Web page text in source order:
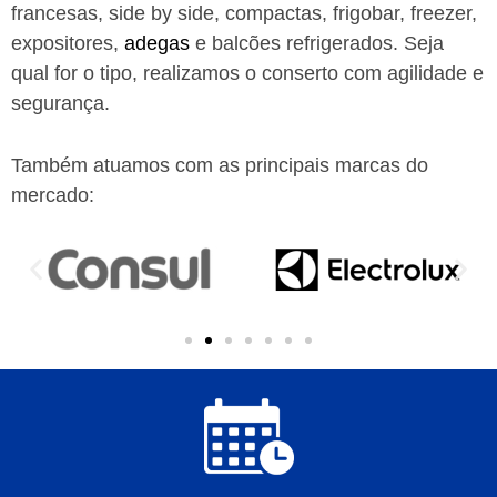
francesas, side by side, compactas, frigobar, freezer,
expositores, adegas e balcões refrigerados. Seja
qual for o tipo, realizamos o conserto com agilidade e
segurança.
Também atuamos com as principais marcas do
mercado: